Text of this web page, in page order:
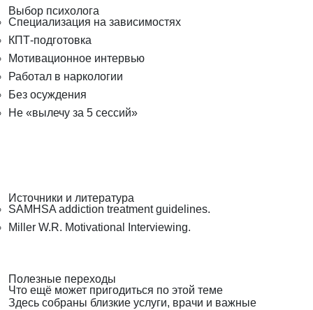
Выбор психолога
Специализация на зависимостях
КПТ-подготовка
Мотивационное интервью
Работал в наркологии
Без осуждения
Не «вылечу за 5 сессий»
Источники и литература
SAMHSA addiction treatment guidelines.
Miller W.R. Motivational Interviewing.
Полезные переходы
Что ещё может пригодиться по этой теме
Здесь собраны близкие услуги, врачи и важные